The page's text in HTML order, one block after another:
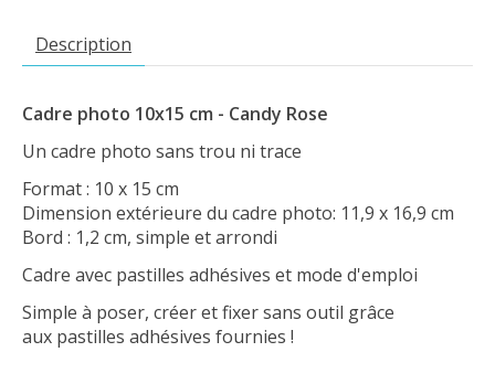
Description
Cadre photo 10x15 cm - Candy Rose
Un cadre photo sans trou ni trace
Format : 10 x 15 cm
Dimension extérieure du cadre photo: 11,9 x 16,9 cm
Bord : 1,2 cm, simple et arrondi
Cadre avec pastilles adhésives et mode d'emploi
Simple à poser, créer et fixer sans outil grâce
aux pastilles adhésives fournies !